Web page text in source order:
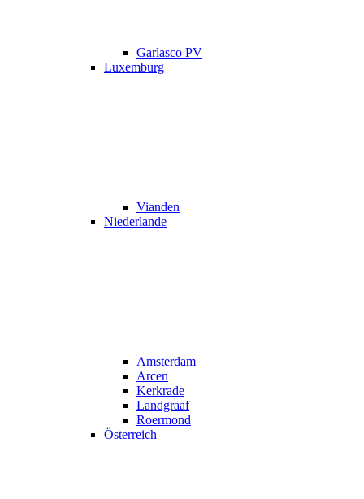
Garlasco PV
Luxemburg
Vianden
Niederlande
Amsterdam
Arcen
Kerkrade
Landgraaf
Roermond
Österreich